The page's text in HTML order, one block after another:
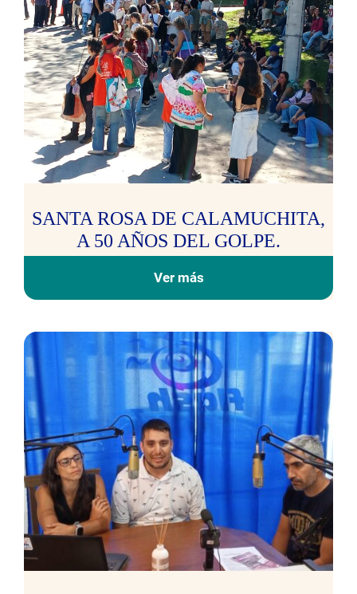
SANTA ROSA DE CALAMUCHITA,
A 50 AÑOS DEL GOLPE.
Ver más